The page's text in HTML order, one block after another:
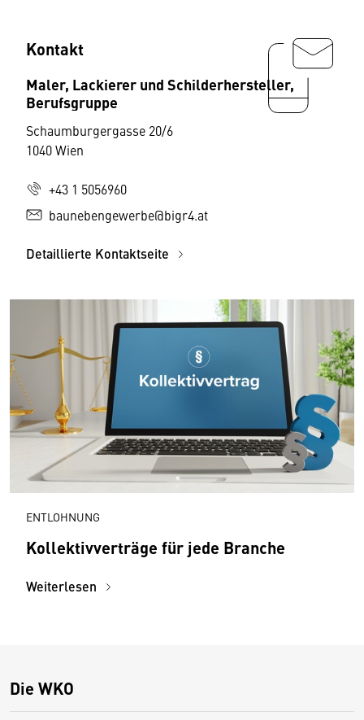
Kontakt
Maler, Lackierer und Schilderhersteller,
Berufsgruppe
Schaumburgergasse 20/6
1040 Wien
+43 1 5056960
baunebengewerbe@bigr4.at
Detaillierte Kontaktseite
ENTLOHNUNG
Kollektivverträge für jede Branche
Weiterlesen
Die WKO